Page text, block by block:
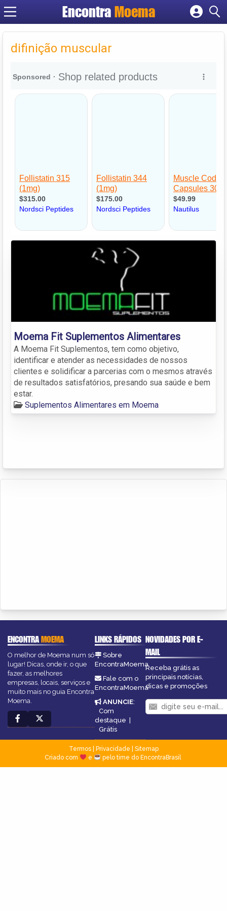
Encontra Moema
Criar conta
difinição muscular
Moema Fit Suplementos Alimentares
A Moema Fit Suplementos, tem como objetivo,
identificar e atender as necessidades de nossos
clientes e solidificar a parcerias com o mesmos através
de resultados satisfatórios, presando sua saúde e bem
estar.
Suplementos Alimentares em Moema
ENCONTRAMOEMA
O melhor de Moema num só
lugar! Dicas, onde ir, o que
fazer, as melhores
empresas, locais, serviços e
muito mais no guia Encontra
Moema.
LINKS RÁPIDOS
Sobre
EncontraMoema
Fale com o
EncontraMoema
ANUNCIE:
Com
destaque |
Grátis
NOVIDADES POR E-
MAIL
Receba grátis as
principais notícias,
dicas e promoções
Termos| Privacidade
Sitemap
Criado com
e pelo time do EncontraBrasil